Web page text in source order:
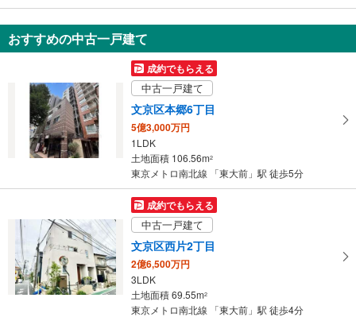
マ
イ
る
おすすめの中古一戸建て
成約でもらえる
中古一戸建て
文京区本郷6丁目
5億3,000万円
1LDK
土地面積 106.56m2
東京メトロ南北線 「東大前」駅 徒歩5分
成約でもらえる
中古一戸建て
文京区西片2丁目
2億6,500万円
3LDK
土地面積 69.55m2
東京メトロ南北線 「東大前」駅 徒歩4分